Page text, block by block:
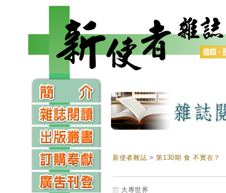
新使者雜誌 >第130期 食 不實在？
大專世界